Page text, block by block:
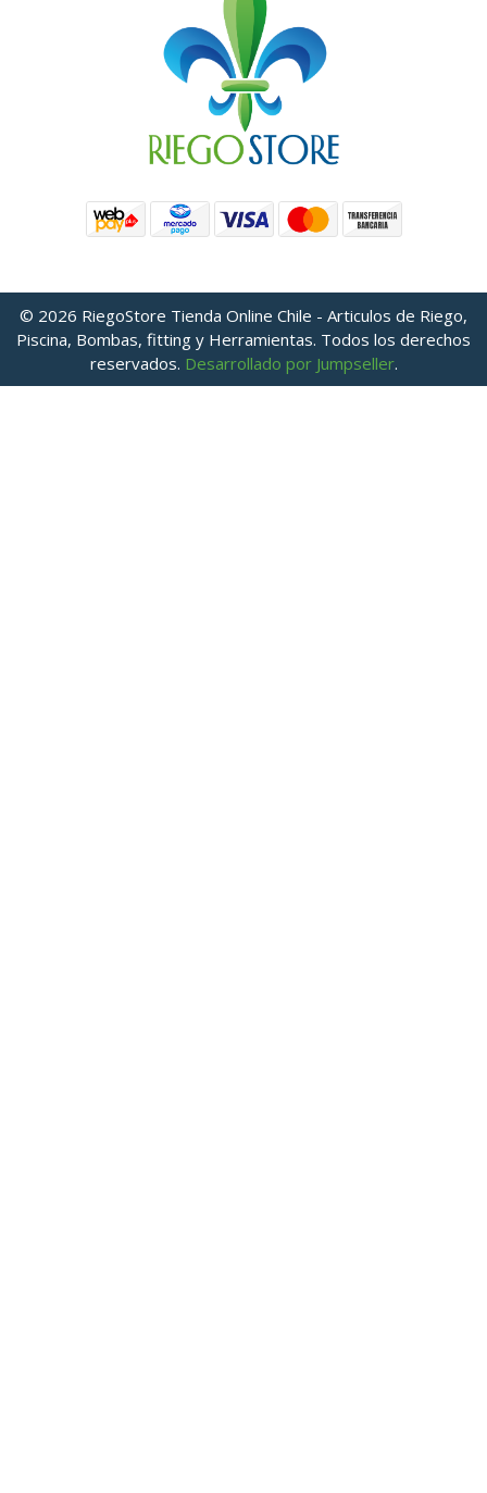
© 2026 RiegoStore Tienda Online Chile - Articulos de Riego,
Piscina, Bombas, fitting y Herramientas. Todos los derechos
reservados. Desarrollado por Jumpseller.